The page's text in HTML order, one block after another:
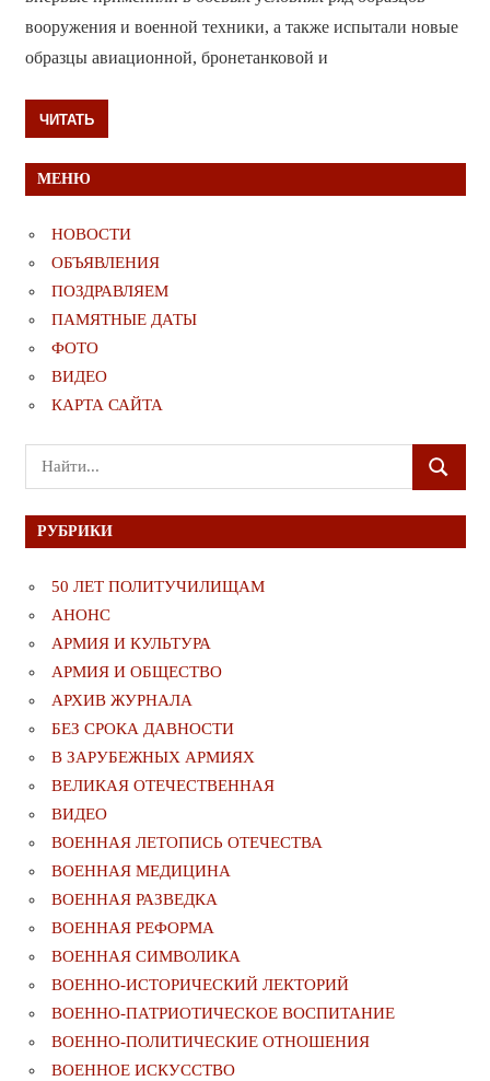
вооружения и военной техники, а также испытали новые
образцы авиационной, бронетанковой и
ЧИТАТЬ
МЕНЮ
НОВОСТИ
ОБЪЯВЛЕНИЯ
ПОЗДРАВЛЯЕМ
ПАМЯТНЫЕ ДАТЫ
ФОТО
ВИДЕО
КАРТА САЙТА
Поиск
для:
ПОИСК
РУБРИКИ
50 ЛЕТ ПОЛИТУЧИЛИЩАМ
АНОНС
АРМИЯ И КУЛЬТУРА
АРМИЯ И ОБЩЕСТВО
АРХИВ ЖУРНАЛА
БЕЗ СРОКА ДАВНОСТИ
В ЗАРУБЕЖНЫХ АРМИЯХ
ВЕЛИКАЯ ОТЕЧЕСТВЕННАЯ
ВИДЕО
ВОЕННАЯ ЛЕТОПИСЬ ОТЕЧЕСТВА
ВОЕННАЯ МЕДИЦИНА
ВОЕННАЯ РАЗВЕДКА
ВОЕННАЯ РЕФОРМА
ВОЕННАЯ СИМВОЛИКА
ВОЕННО-ИСТОРИЧЕСКИЙ ЛЕКТОРИЙ
ВОЕННО-ПАТРИОТИЧЕСКОЕ ВОСПИТАНИЕ
ВОЕННО-ПОЛИТИЧЕСКИE ОТНОШЕНИЯ
ВОЕННОЕ ИСКУССТВО